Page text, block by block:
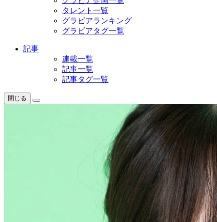
タレント一覧
グラビアランキング
グラビアタグ一覧
記事
連載一覧
記事一覧
記事タグ一覧
閉じる